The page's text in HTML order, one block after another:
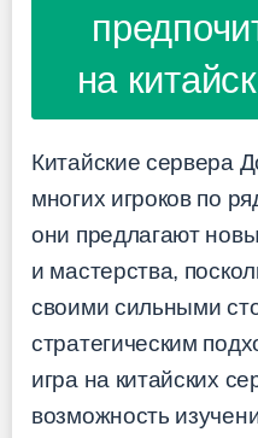
на
Китайские сервера
многих игроков по
они предлагают
и мастерства,
своими сильными
стратегическим
игра на китайских
возможность